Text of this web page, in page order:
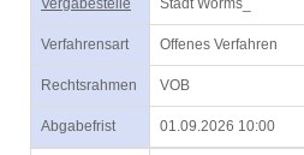
Vergabestelle Stadt Worms_
Verfahrensart Offenes Verfahren
Rechtsrahmen VOB
Abgabefrist 01.09.2026 10:00